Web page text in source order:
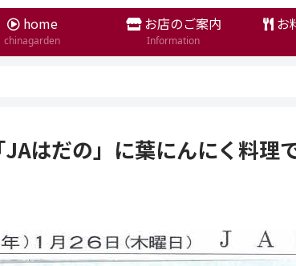
home
chinagarden
お店のご案内
Information
お
はだの」に葉にんにく料理